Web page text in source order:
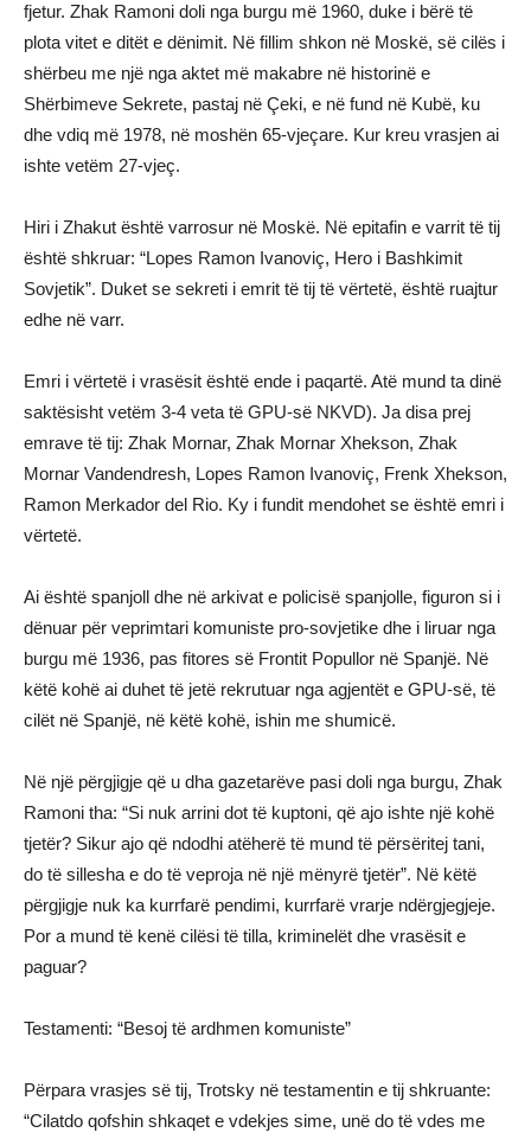
fjetur. Zhak Ramoni doli nga burgu më 1960, duke i bërë të
plota vitet e ditët e dënimit. Në fillim shkon në Moskë, së cilës i
shërbeu me një nga aktet më makabre në historinë e
Shërbimeve Sekrete, pastaj në Çeki, e në fund në Kubë, ku
dhe vdiq më 1978, në moshën 65-vjeçare. Kur kreu vrasjen ai
ishte vetëm 27-vjeç.
Hiri i Zhakut është varrosur në Moskë. Në epitafin e varrit të tij
është shkruar: “Lopes Ramon Ivanoviç, Hero i Bashkimit
Sovjetik”. Duket se sekreti i emrit të tij të vërtetë, është ruajtur
edhe në varr.
Emri i vërtetë i vrasësit është ende i paqartë. Atë mund ta dinë
saktësisht vetëm 3-4 veta të GPU-së NKVD). Ja disa prej
emrave të tij: Zhak Mornar, Zhak Mornar Xhekson, Zhak
Mornar Vandendresh, Lopes Ramon Ivanoviç, Frenk Xhekson,
Ramon Merkador del Rio. Ky i fundit mendohet se është emri i
vërtetë.
Ai është spanjoll dhe në arkivat e policisë spanjolle, figuron si i
dënuar për veprimtari komuniste pro-sovjetike dhe i liruar nga
burgu më 1936, pas fitores së Frontit Popullor në Spanjë. Në
këtë kohë ai duhet të jetë rekrutuar nga agjentët e GPU-së, të
cilët në Spanjë, në këtë kohë, ishin me shumicë.
Në një përgjigje që u dha gazetarëve pasi doli nga burgu, Zhak
Ramoni tha: “Si nuk arrini dot të kuptoni, që ajo ishte një kohë
tjetër? Sikur ajo që ndodhi atëherë të mund të përsëritej tani,
do të sillesha e do të veproja në një mënyrë tjetër”. Në këtë
përgjigje nuk ka kurrfarë pendimi, kurrfarë vrarje ndërgjegjeje.
Por a mund të kenë cilësi të tilla, kriminelët dhe vrasësit e
paguar?
Testamenti: “Besoj të ardhmen komuniste”
Përpara vrasjes së tij, Trotsky në testamentin e tij shkruante:
“Cilatdo qofshin shkaqet e vdekjes sime, unë do të vdes me